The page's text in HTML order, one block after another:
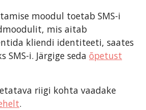
moodul toetab SMS-i
mis aitab
kliendi identiteeti, saates
i. Järgige seda õpetust
riigi kohta vaadake
.